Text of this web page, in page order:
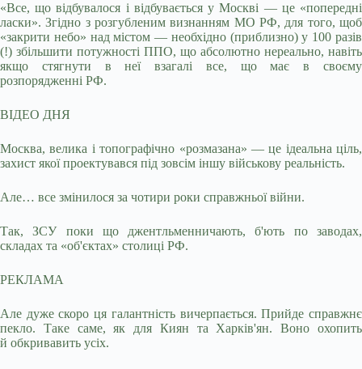
«Все, що відбувалося і відбувається у Москві — це «попередні
ласки». Згідно з розгубленим визнанням МО РФ, для того, щоб
«закрити небо» над містом — необхідно (приблизно) у 100 разів
(!) збільшити потужності ППО, що абсолютно нереально, навіть
якщо стягнути в неї взагалі все, що має в своєму
розпорядженні РФ.
ВІДЕО ДНЯ
Москва, велика і топографічно «розмазана» — це ідеальна ціль,
захист якої проектувався під зовсім іншу військову реальність.
Але… все змінилося за чотири роки справжньої війни.
Так, ЗСУ поки що джентльменничають, б'ють по заводах,
складах та «об'єктах» столиці РФ.
РЕКЛАМА
Але дуже скоро ця галантність вичерпається. Прийде справжнє
пекло. Таке саме, як для Киян та Харків'ян. Воно охопить
й обкривавить усіх.